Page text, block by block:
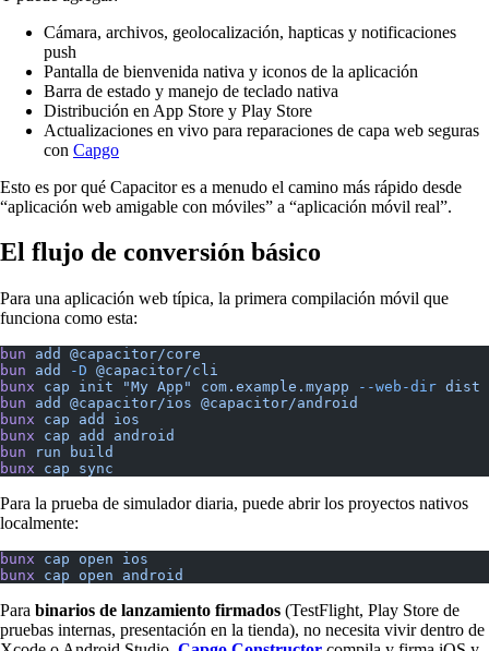
Cámara, archivos, geolocalización, hapticas y notificaciones
push
Pantalla de bienvenida nativa y iconos de la aplicación
Barra de estado y manejo de teclado nativa
Distribución en App Store y Play Store
Actualizaciones en vivo para reparaciones de capa web seguras
con Capgo
Esto es por qué Capacitor es a menudo el camino más rápido desde
“aplicación web amigable con móviles” a “aplicación móvil real”.
El flujo de conversión básico
Para una aplicación web típica, la primera compilación móvil que
funciona como esta:
bun add
@capacitor/core
bun add -D @capacitor/cli
bunx cap init "My App" com.example.myapp --web-dir dist
bun add @capacitor/ios @capacitor/android
bunx cap add
ios
bunx cap add
android
bun run build
bunx cap sync
Para la prueba de simulador diaria, puede abrir los proyectos nativos
localmente:
bunx cap open ios
bunx cap open android
Para binarios de lanzamiento firmados (TestFlight, Play Store de
pruebas internas, presentación en la tienda), no necesita vivir dentro de